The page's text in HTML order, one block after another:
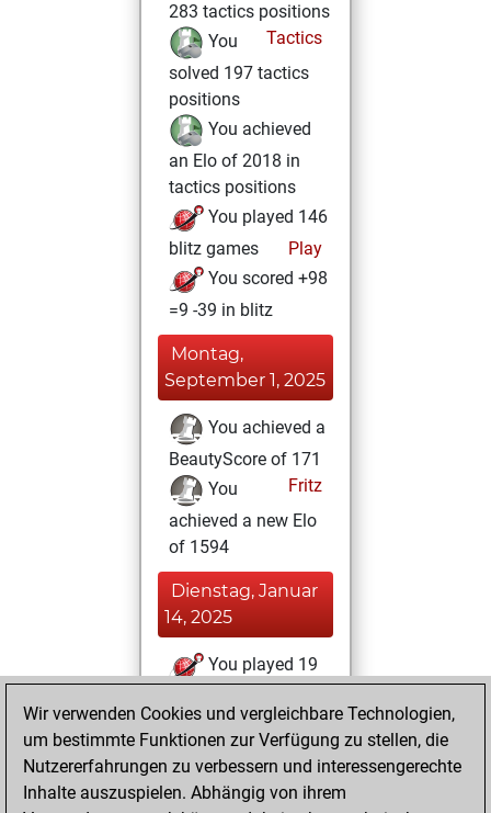
283 tactics positions
Tactics
You
solved 197 tactics
positions
You achieved
an Elo of 2018 in
tactics positions
You played 146
blitz games
Play
You scored +98
=9 -39 in blitz
Montag,
September 1, 2025
You achieved a
BeautyScore of 171
Fritz
You
achieved a new Elo
of 1594
Dienstag, Januar
14, 2025
You played 19
You scored +12
=2 -5 in slow games
Montag,
Wir verwenden Cookies und vergleichbare Technologien,
um bestimmte Funktionen zur Verfügung zu stellen, die
Nutzererfahrungen zu verbessern und interessengerechte
Inhalte auszuspielen. Abhängig von ihrem